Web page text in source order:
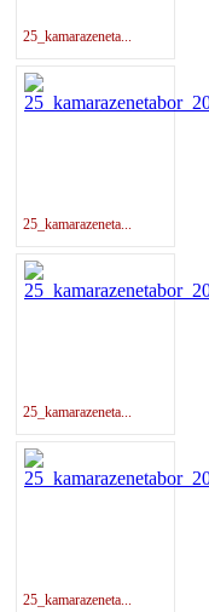
25_kamarazeneta...
25_kamarazeneta...
25_kamarazeneta...
25_kamarazeneta...